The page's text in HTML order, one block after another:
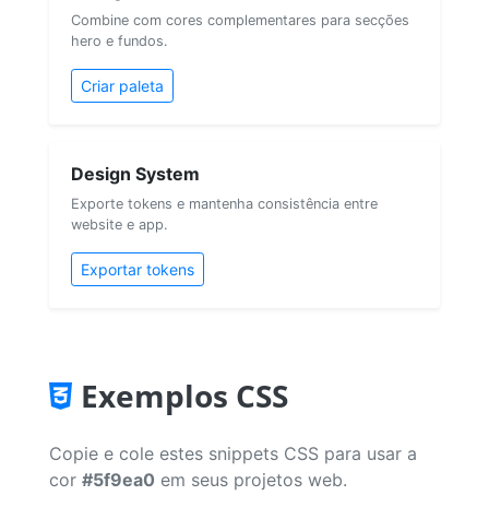
Combine com cores complementares para secções
hero e fundos.
Criar paleta
Design System
Exporte tokens e mantenha consistência entre
website e app.
Exportar tokens
Exemplos CSS
Copie e cole estes snippets CSS para usar a
cor #5f9ea0 em seus projetos web.